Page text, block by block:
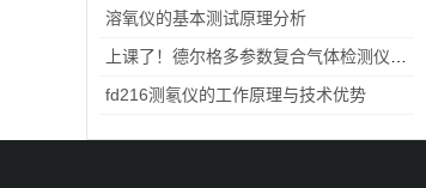
溶氧仪的基本测试原理分析
fd216测氡仪的工作原理与技术优势